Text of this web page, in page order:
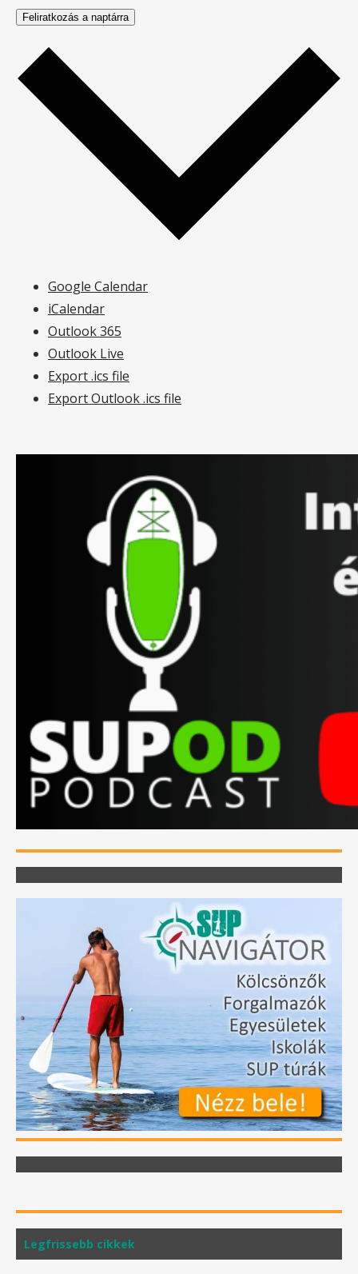
Feliratkozás a naptárra
Google Calendar
iCalendar
Outlook 365
Outlook Live
Export .ics file
Export Outlook .ics file
Legfrissebb cikkek